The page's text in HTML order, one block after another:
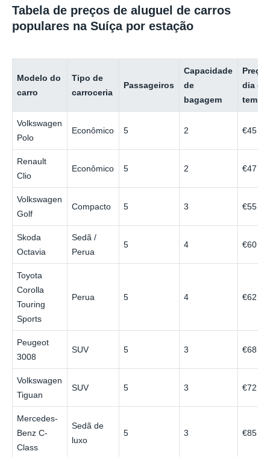
Tabela de preços de aluguel de carros
populares na Suíça por estação
Modelo do
carro
Tipo de
carroceria
Passageiros
Capacidade
de
bagagem
Preço
dia
Volkswagen
Polo
Econômico 5 2 €45
Renault
Clio
Econômico 5 2 €47
Volkswagen
Golf
Compacto 5 3 €55
Skoda
Octavia
Sedã /
Perua
5 4 €60
Toyota
Corolla
Touring
Sports
Perua 5 4 €62
Peugeot
3008
SUV 5 3 €68
Volkswagen
Tiguan
SUV 5 3 €72
Mercedes-
Benz C-
Class
Sedã de
luxo
5 3 €85